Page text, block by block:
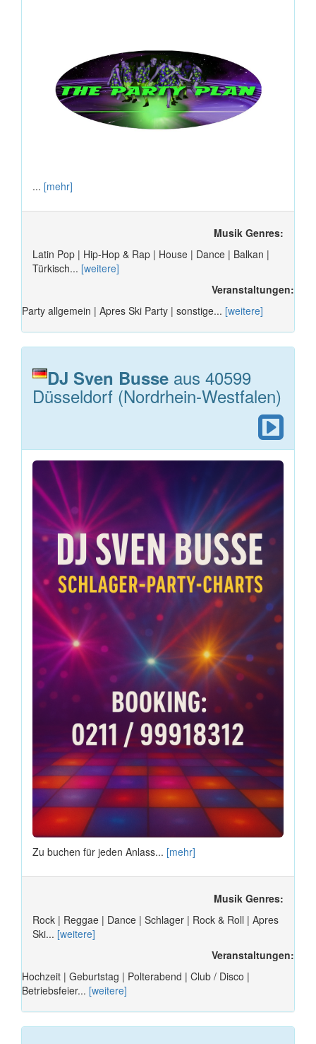
... [mehr]
Musik Genres:
Latin Pop | Hip-Hop & Rap | House | Dance | Balkan |
Türkisch... [weitere]
Veranstaltungen:
Party allgemein | Apres Ski Party | sonstige... [weitere]
DJ Sven Busse aus 40599
Düsseldorf (Nordrhein-Westfalen)
Zu buchen für jeden Anlass... [mehr]
Musik Genres:
Rock | Reggae | Dance | Schlager | Rock & Roll | Apres
Ski... [weitere]
Veranstaltungen:
Hochzeit | Geburtstag | Polterabend | Club / Disco |
Betriebsfeier... [weitere]